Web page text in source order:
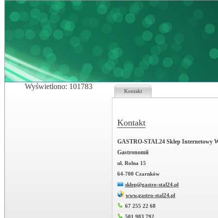
Wyświetlono: 101783
Kontakt
Kontakt
GASTRO-STAL24 Sklep Internetowy
Gastronomii
ul. Rolna 15
64-700 Czarnków
sklep@gastro-stal24.pl
www.gastro-stal24.pl
67 255 22 68
501 983 792